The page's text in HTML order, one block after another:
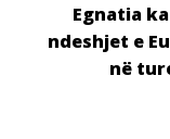
Egnatia
ndeshjet e
në